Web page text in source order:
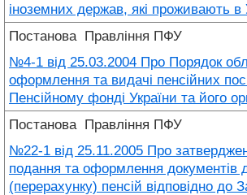
іноземних держав, які проживають в
Постанова Правління ПФУ
№4-1 від 25.03.2004 Про Порядок
оформлення та видачі пенсійних
Пенсійному фонді України та його
Постанова Правління ПФУ
№22-1 від 25.11.2005 Про
подання та оформлення документів
(перерахунку) пенсій відповідно до